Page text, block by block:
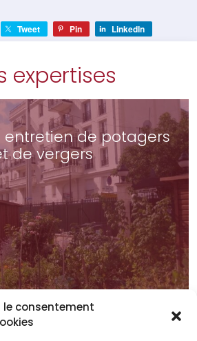
le consentement
Tweet Pin LinkedIn
expertises
de potagers
de vergers